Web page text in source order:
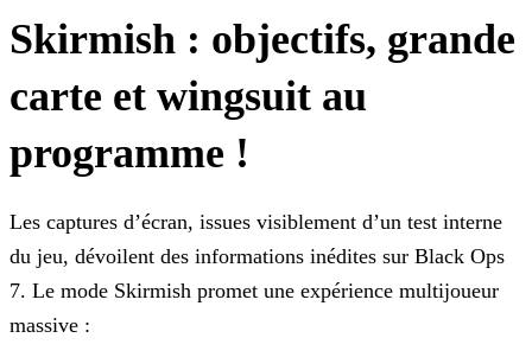
Skirmish : objectifs, grande
carte et wingsuit au
programme !
Les captures d’écran, issues visiblement d’un test interne
du jeu, dévoilent des informations inédites sur Black Ops
7. Le mode Skirmish promet une expérience multijoueur
massive :